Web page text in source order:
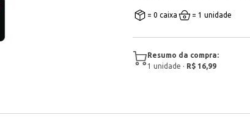
= 0 caixa = 1 unidade
Resumo da compra:
1 unidade · R$ 16,99